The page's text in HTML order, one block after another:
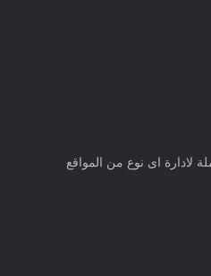
لادارة اى نوع من المواقع